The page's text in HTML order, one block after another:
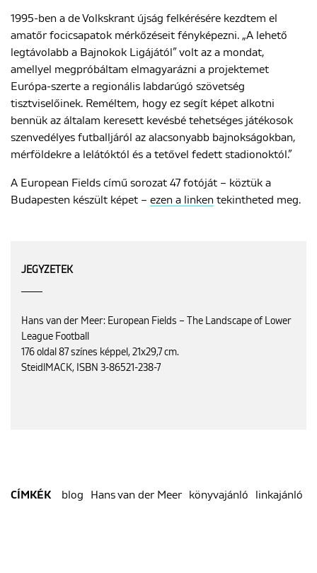
1995-ben a de Volkskrant újság felkérésére kezdtem el
amatőr focicsapatok mérkőzéseit fényképezni. „A lehető
legtávolabb a Bajnokok Ligájától” volt az a mondat,
amellyel megpróbáltam elmagyarázni a projektemet
Európa-szerte a regionális labdarúgó szövetség
tisztviselőinek. Reméltem, hogy ez segít képet alkotni
bennük az általam keresett kevésbé tehetséges játékosok
szenvedélyes futballjáról az alacsonyabb bajnokságokban,
mérföldekre a lelátóktól és a tetővel fedett stadionoktól.”
A European Fields című sorozat 47 fotóját – köztük a
Budapesten készült képet – ezen a linken tekintheted meg.
JEGYZETEK
Hans van der Meer: European Fields – The Landscape of Lower
League Football
176 oldal 87 színes képpel, 21x29,7 cm.
SteidlMACK, ISBN 3-86521-238-7
CÍMKÉK blog Hans van der Meer könyvajánló linkajánló